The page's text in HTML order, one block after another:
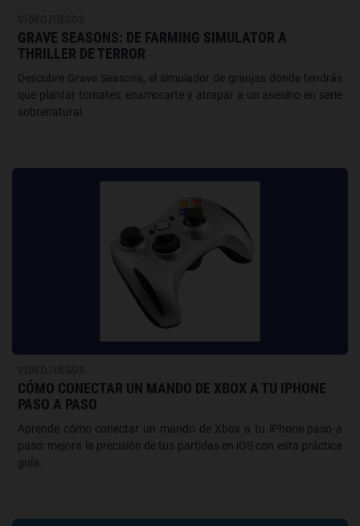
GRAVE SEASONS: DE FARMING SIMULATOR A
THRILLER DE TERROR
Descubre Grave Seasons, el simulador de granjas donde tendrás
que plantar tomates, enamorarte y atrapar a un asesino en serie
sobrenatural.
CÓMO CONECTAR UN MANDO DE XBOX A TU IPHONE
PASO A PASO
Aprende cómo conectar un mando de Xbox a tu iPhone paso a
paso: mejora la precisión de tus partidas en iOS con esta práctica
guía.